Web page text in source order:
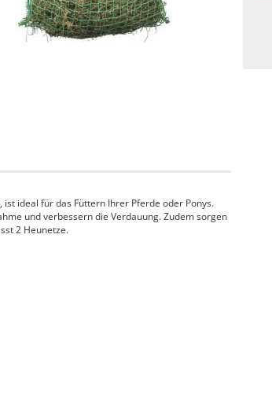
ideal für das Füttern Ihrer Pferde oder Ponys.
und verbessern die Verdauung. Zudem sorgen
2 Heunetze.